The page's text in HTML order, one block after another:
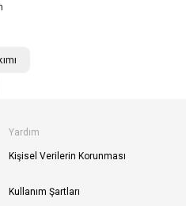
Yardım
Kişisel Verilerin Korunması
Kullanım Şartları